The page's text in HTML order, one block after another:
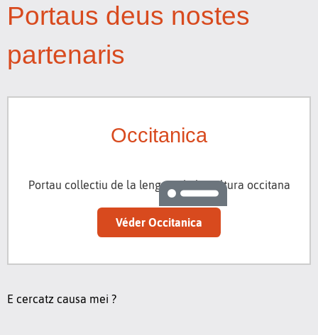
Portaus deus nostes
partenaris
Occitanica
Portau collectiu de la lenga e de la cultura occitana
Véder Occitanica
E cercatz causa mei ?